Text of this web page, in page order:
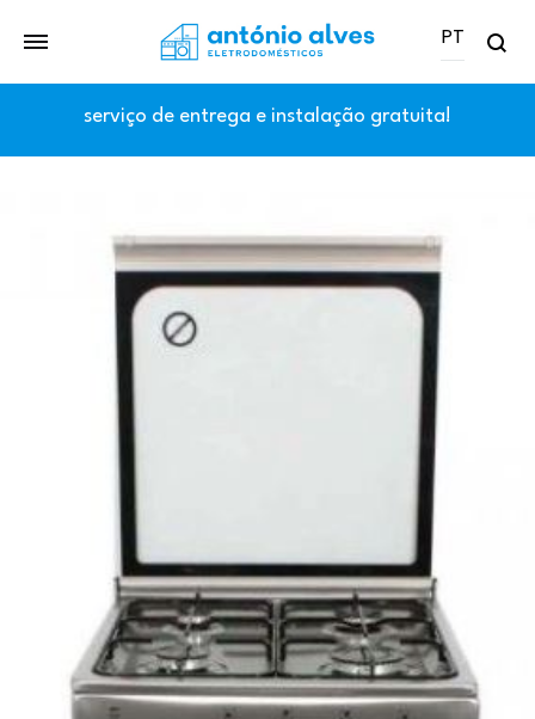
PT
PT
serviço de entrega e instalação gratuita!